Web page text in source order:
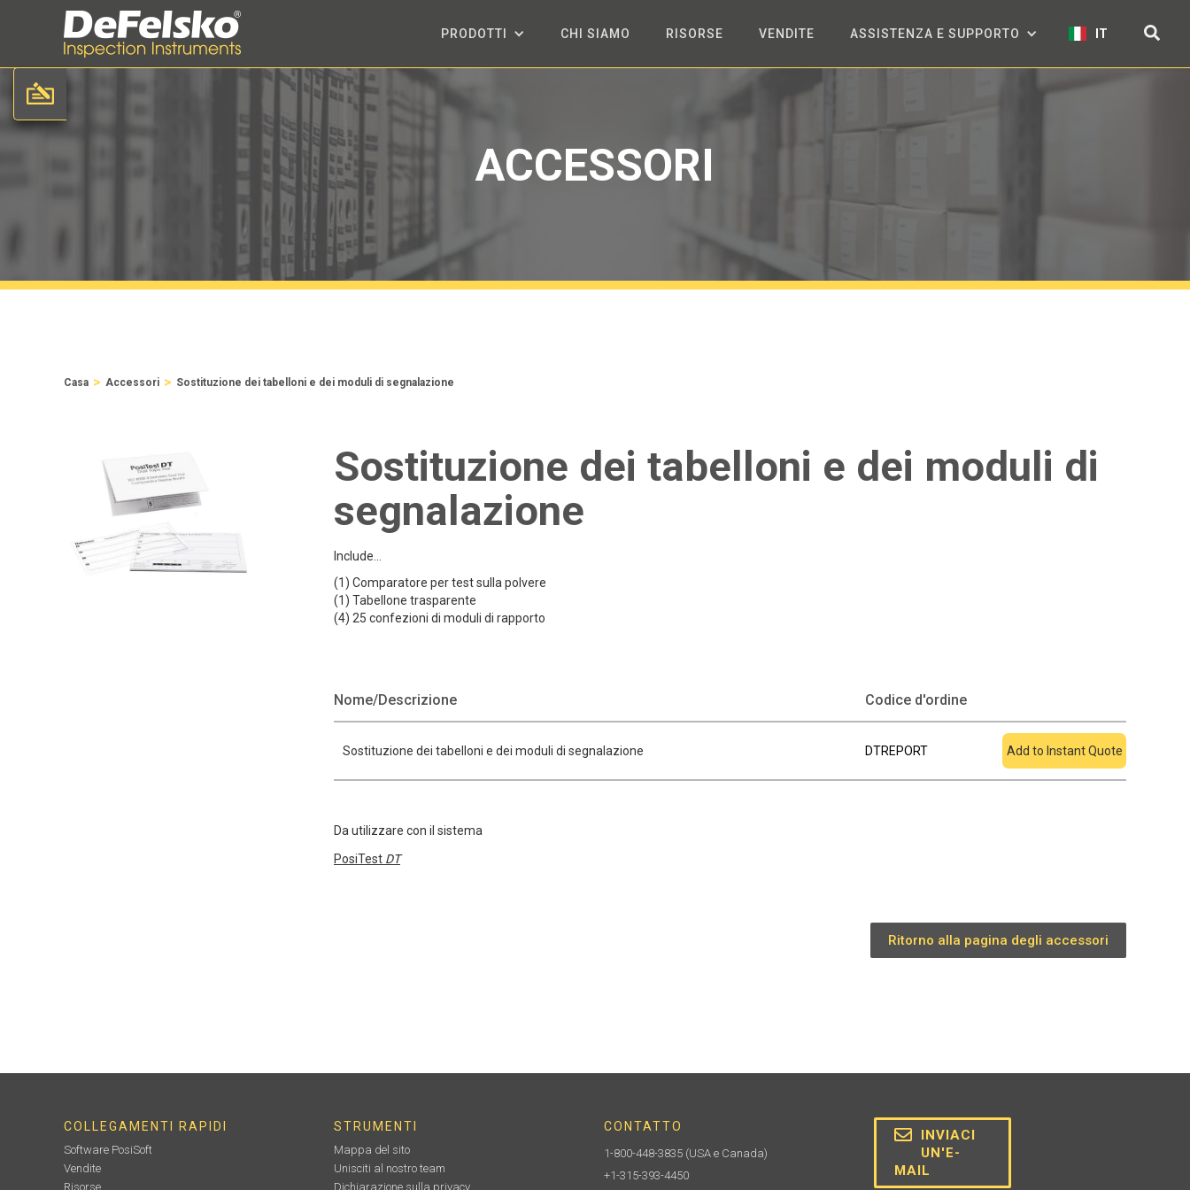
PRODOTTI CHI SIAMO RISORSE VENDITE ASSISTENZA E SUPPORTO IT
ACCESSORI
Casa > Accessori > Sostituzione dei tabelloni e dei moduli di segnalazione
Sostituzione dei tabelloni e dei moduli di
segnalazione
Include...
(1) Comparatore per test sulla polvere
(1) Tabellone trasparente
(4) 25 confezioni di moduli di rapporto
Nome/Descrizione Codice d'ordine
Sostituzione dei tabelloni e dei moduli di segnalazione DTREPORT Add to Instant Quote
Da utilizzare con il sistema
PosiTest DT
Ritorno alla pagina degli accessori
COLLEGAMENTI RAPIDI
Software PosiSoft
Vendite
Risorse
STRUMENTI
Mappa del sito
Unisciti al nostro team
Dichiarazione sulla privacy
CONTATTO
1-800-448-3835 (USA e Canada)
+1-315-393-4450
INVIACI
UN'E-
MAIL